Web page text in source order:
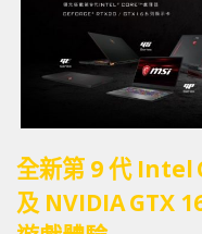
全新第 9 代 Intel
及 NVIDIAGTX